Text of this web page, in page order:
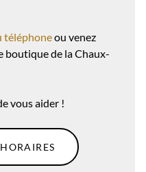
téléphoneou venez
boutique de la Chaux-
vous aider !